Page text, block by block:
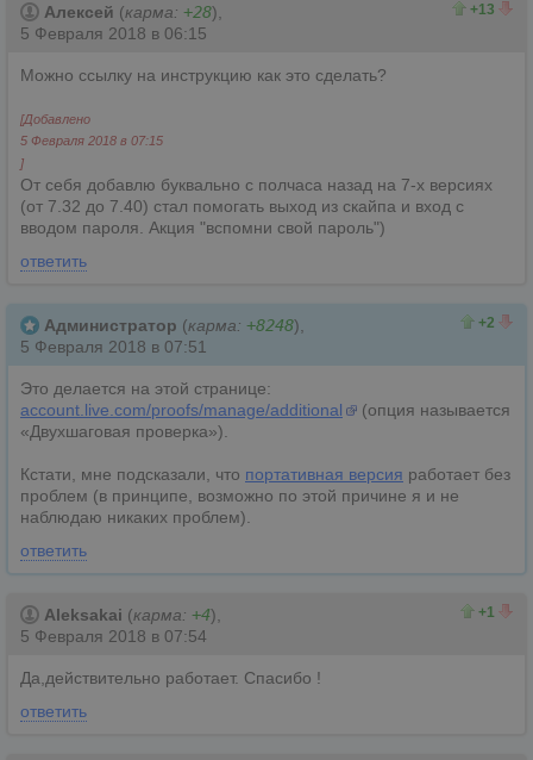
+13
Алексей (карма: +28),
5 Февраля 2018 в 06:15
Можно ссылку на инструкцию как это сделать?
[Добавлено
5 Февраля 2018 в 07:15
]
От себя добавлю буквально с полчаса назад на 7-х версиях
(от 7.32 до 7.40) стал помогать выход из скайпа и вход с
вводом пароля. Акция "вспомни свой пароль")
ответить
+2
Администратор (карма: +8248),
5 Февраля 2018 в 07:51
Это делается на этой странице:
account.live.com/proofs/manage/additional
(опция называется
«Двухшаговая проверка»).
Кстати, мне подсказали, что портативная версия работает без
проблем (в принципе, возможно по этой причине я и не
наблюдаю никаких проблем).
ответить
+1
Aleksakai (карма: +4),
5 Февраля 2018 в 07:54
Да,действительно работает. Спасибо !
ответить